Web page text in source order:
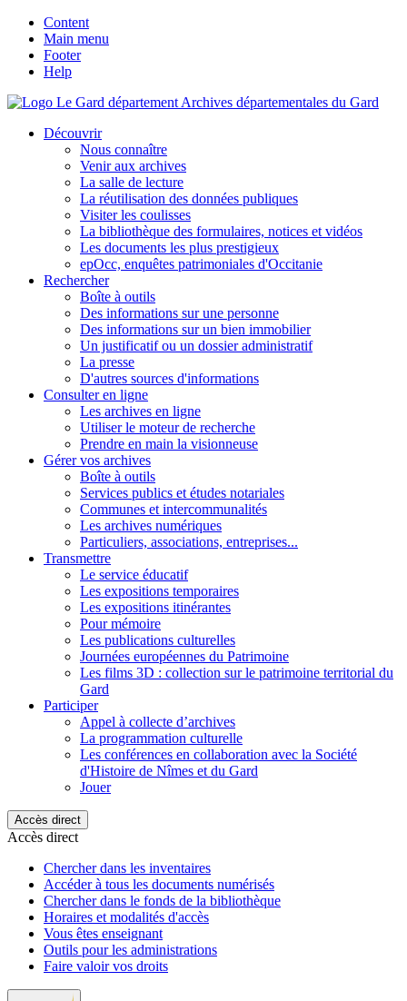
Content
Main menu
Footer
Help
Archives départementales du Gard
Découvrir
Nous connaître
Venir aux archives
La salle de lecture
La réutilisation des données publiques
Visiter les coulisses
La bibliothèque des formulaires, notices et vidéos
Les documents les plus prestigieux
epOcc, enquêtes patrimoniales d'Occitanie
Rechercher
Boîte à outils
Des informations sur une personne
Des informations sur un bien immobilier
Un justificatif ou un dossier administratif
La presse
D'autres sources d'informations
Consulter en ligne
Les archives en ligne
Utiliser le moteur de recherche
Prendre en main la visionneuse
Gérer vos archives
Boîte à outils
Services publics et études notariales
Communes et intercommunalités
Les archives numériques
Particuliers, associations, entreprises...
Transmettre
Le service éducatif
Les expositions temporaires
Les expositions itinérantes
Pour mémoire
Les publications culturelles
Journées européennes du Patrimoine
Les films 3D : collection sur le patrimoine territorial du
Gard
Participer
Appel à collecte d’archives
La programmation culturelle
Les conférences en collaboration avec la Société
d'Histoire de Nîmes et du Gard
Jouer
Accès direct
Accès direct
Chercher dans les inventaires
Accéder à tous les documents numérisés
Chercher dans le fonds de la bibliothèque
Horaires et modalités d'accès
Vous êtes enseignant
Outils pour les administrations
Faire valoir vos droits